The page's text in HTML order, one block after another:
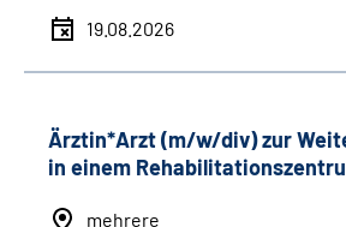
19.08.2026
Ärztin*Arzt (m/w/div) zur
in einem
mehrere